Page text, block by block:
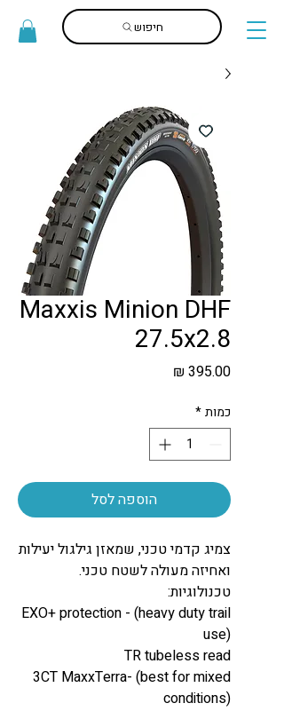
חיפוש
Maxxis Minion DHF
27.5x2.8
כמות*
הוספה לסל
צמיג קדמי טכני, שמאזן גילגול יעילות
ואחיזה מעולה לשטח טכני.
טכנולוגיות:
EXO+ protection - (heavy duty trail
use)
TR tubeless read
3CT MaxxTerra- (best for mixed
conditions)